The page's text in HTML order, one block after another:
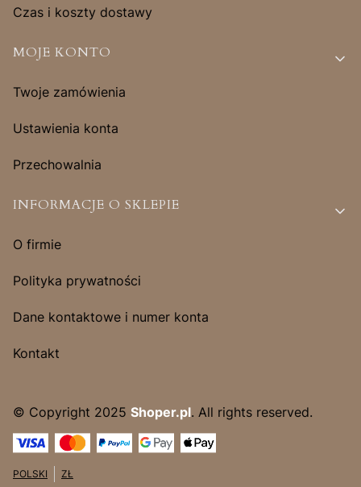
Czas i koszty dostawy
MOJE KONTO
Twoje zamówienia
Ustawienia konta
Przechowalnia
INFORMACJE O SKLEPIE
O firmie
Polityka prywatności
Dane kontaktowe i numer konta
Kontakt
© Copyright 2025 Shoper.pl. All rights reserved.
POLSKI ZŁ